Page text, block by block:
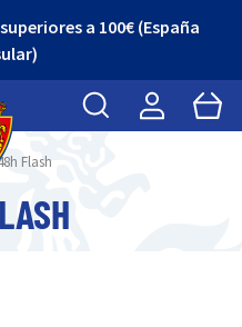
a 100€ (España
Buscar Cart
Flash